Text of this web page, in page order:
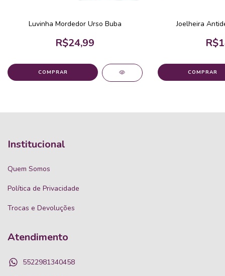
Luvinha Mordedor Urso Buba
R$24,99
COMPRAR
Joelheira
COMPRAR
Institucional
Quem Somos
Política de Privacidade
Trocas e Devoluções
Atendimento
5522981340458